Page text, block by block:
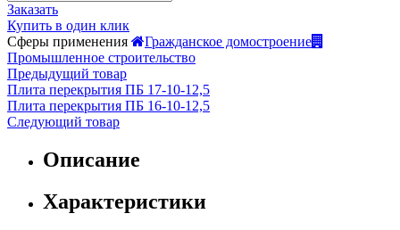
Заказать
Купить в один клик
Сферы применения
Гражданское домостроение
Промышленное строительство
Предыдущий товар
Плита перекрытия ПБ 17-10-12,5
Плита перекрытия ПБ 16-10-12,5
Следующий товар
Описание
Характеристики